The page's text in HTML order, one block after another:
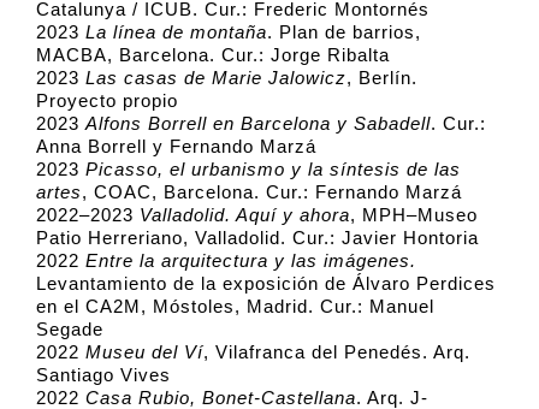
Catalunya / ICUB. Cur.: Frederic Montornés
2023 La línea de montaña. Plan de barrios,
MACBA, Barcelona. Cur.: Jorge Ribalta
2023 Las casas de Marie Jalowicz, Berlín.
Proyecto propio
2023 Alfons Borrell en Barcelona y Sabadell. Cur.:
Anna Borrell y Fernando Marzá
2023 Picasso, el urbanismo y la síntesis de las
artes, COAC, Barcelona. Cur.: Fernando Marzá
2022–2023 Valladolid. Aquí y ahora, MPH–Museo
Patio Herreriano, Valladolid. Cur.: Javier Hontoria
2022 Entre la arquitectura y las imágenes.
Levantamiento de la exposición de Álvaro Perdices
en el CA2M, Móstoles, Madrid. Cur.: Manuel
Segade
2022 Museu del Ví, Vilafranca del Penedés. Arq.
Santiago Vives
2022 Casa Rubio, Bonet-Castellana. Arq. J-